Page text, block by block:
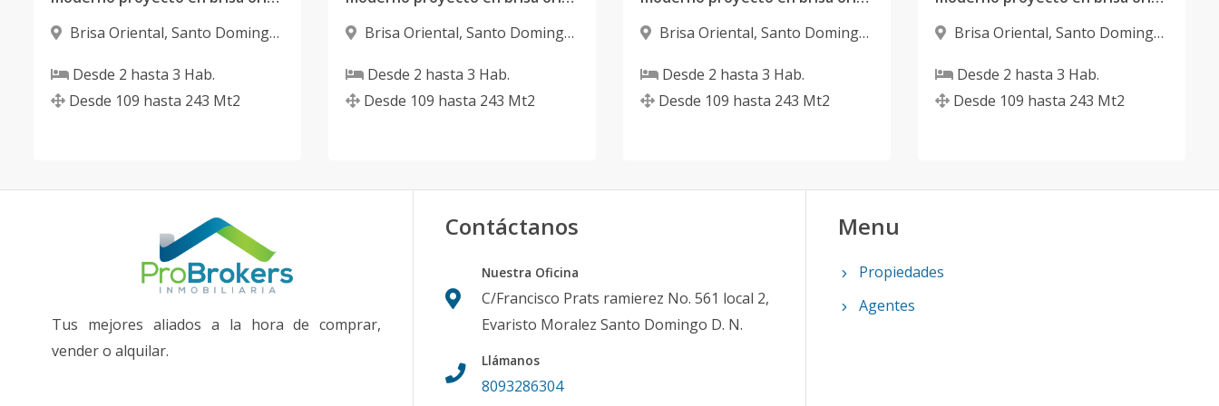
Brisa Oriental, Santo Domingo
Desde 2 hasta 3 Hab.
Desde 109 hasta 243 Mt2
Brisa Oriental, Santo Domingo
Desde 2 hasta 3 Hab.
Desde 109 hasta 243 Mt2
Brisa Oriental, Santo Domingo
Desde 2 hasta 3 Hab.
Desde 109 hasta 243 Mt2
Brisa Oriental, Santo Domingo
Desde 2 hasta 3 Hab.
Desde 109 hasta 243 Mt2
Tus mejores aliados a la hora de comprar,
vender o alquilar.
Contáctanos
Nuestra Oficina
C/Francisco Prats ramierez No. 561 local 2,
Evaristo Moralez Santo Domingo D. N.
Llámanos
8093286304
Menu
Propiedades
Agentes